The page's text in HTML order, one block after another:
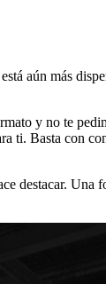
aún más
y no te
ti. Basta con
destacar. Una